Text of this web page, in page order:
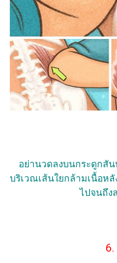
อย่านวดลงบนกระดูกสั
บริเวณเส้นใยกล้ามเนื้อห
ไปจนถึง
6.